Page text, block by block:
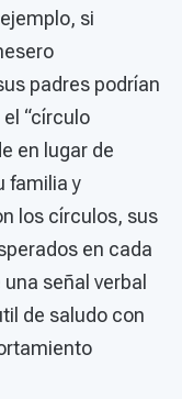
si
padres podrían
“círculo
en lugar de
familia y
los círculos, sus
en cada
señal verbal
de saludo con